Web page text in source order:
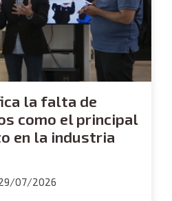
la falta de
como el principal
en la industria
07/2026